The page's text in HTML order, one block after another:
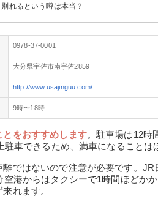
れるという噂は本当？
0978-37-0001
大分県宇佐市南宇佐2859
http://www.usajinguu.com/
9時〜18時
とをおすすめします。駐車場は12時
車できるため、満車になることは
ではないので注意が必要です。JR
港からはタクシーで1時間ほどか
れます。